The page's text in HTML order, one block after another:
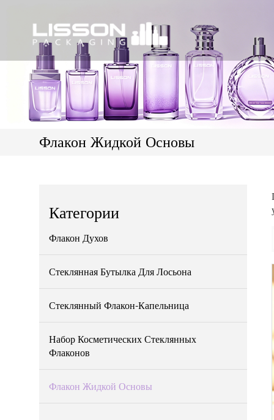
Флакон Жидкой Основы
Категории
Флакон Духов
Стеклянная Бутылка Для Лосьона
Стеклянный Флакон-Капельница
Набор Косметических Стеклянных
Флаконов
Флакон Жидкой Основы